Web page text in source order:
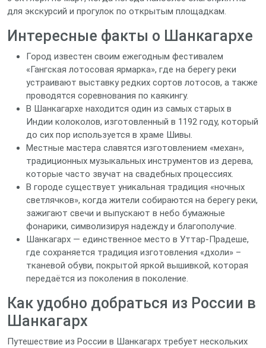
для экскурсий и прогулок по открытым площадкам.
Интересные факты о Шанкагархе
Город известен своим ежегодным фестивалем
«Гангская лотосовая ярмарка», где на берегу реки
устраивают выставку редких сортов лотосов, а также
проводятся соревнования по каякингу.
В Шанкагархе находится один из самых старых в
Индии колоколов, изготовленный в 1192 году, который
до сих пор используется в храме Шивы.
Местные мастера славятся изготовлением «механ»,
традиционных музыкальных инструментов из дерева,
которые часто звучат на свадебных процессиях.
В городе существует уникальная традиция «ночных
светлячков», когда жители собираются на берегу реки,
зажигают свечи и выпускают в небо бумажные
фонарики, символизируя надежду и благополучие.
Шанкагарх — единственное место в Уттар-Прадеше,
где сохраняется традиция изготовления «дхоли» –
тканевой обуви, покрытой яркой вышивкой, которая
передаётся из поколения в поколение.
Как удобно добраться из России в
Шанкагарх
Путешествие из России в Шанкагарх требует нескольких